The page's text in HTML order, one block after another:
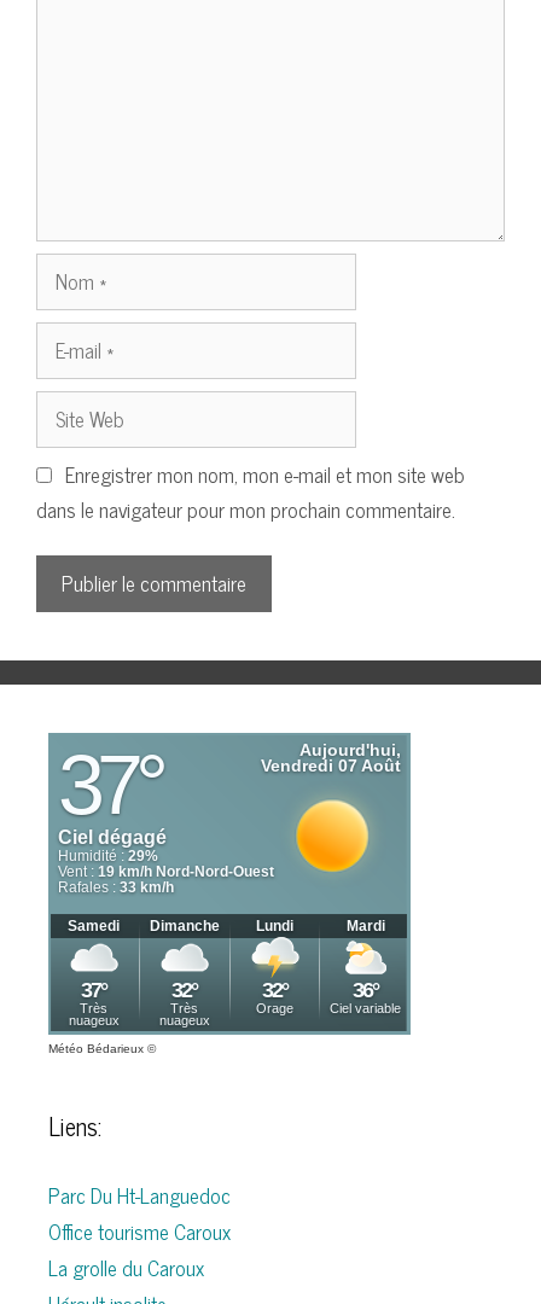
Nom
mail
Site
Web
Enregistrer mon nom, mon e-mail et mon site web
dans le navigateur pour mon prochain commentaire.
Météo Bédarieux ©
Liens:
Parc Du Ht-Languedoc
Office tourisme Caroux
La grolle du Caroux